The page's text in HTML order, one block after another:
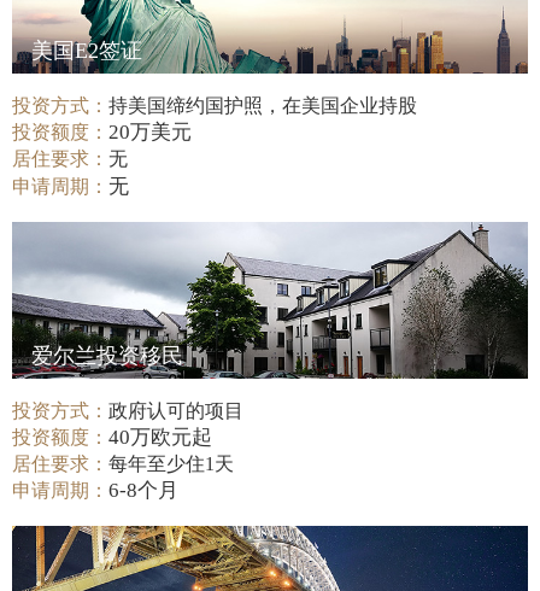
美国E2签证
投资方式：持美国缔约国护照，在美国企业持股
投资额度： 20万美元
居住要求：无
申请周期：无
爱尔兰投资移民
投资方式：政府认可的项目
投资额度：40万欧元起
居住要求：每年至少住1天
申请周期：6-8个月